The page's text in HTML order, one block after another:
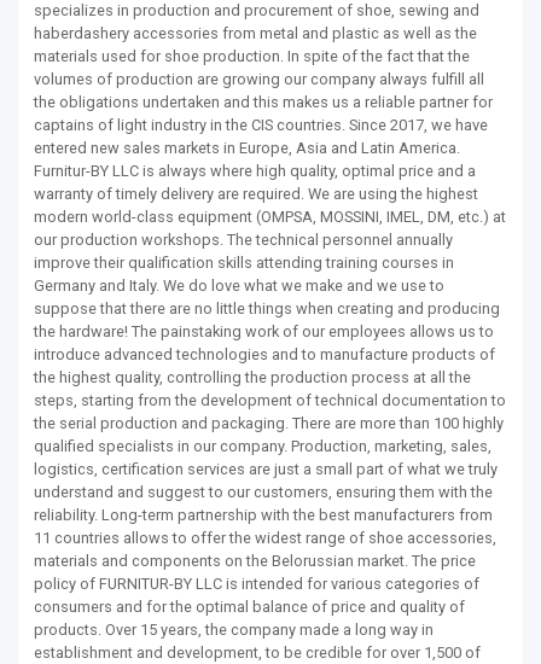
specializes in production and procurement of shoe, sewing and
haberdashery accessories from metal and plastic as well as the
materials used for shoe production. In spite of the fact that the
volumes of production are growing our company always fulfill all
the obligations undertaken and this makes us a reliable partner for
captains of light industry in the CIS countries. Since 2017, we have
entered new sales markets in Europe, Asia and Latin America.
Furnitur-BY LLC is always where high quality, optimal price and a
warranty of timely delivery are required. We are using the highest
modern world-class equipment (OMPSA, MOSSINI, IMEL, DM, etc.) at
our production workshops. The technical personnel annually
improve their qualification skills attending training courses in
Germany and Italy. We do love what we make and we use to
suppose that there are no little things when creating and producing
the hardware! The painstaking work of our employees allows us to
introduce advanced technologies and to manufacture products of
the highest quality, controlling the production process at all the
steps, starting from the development of technical documentation to
the serial production and packaging. There are more than 100 highly
qualified specialists in our company. Production, marketing, sales,
logistics, certification services are just a small part of what we truly
understand and suggest to our customers, ensuring them with the
reliability. Long-term partnership with the best manufacturers from
11 countries allows to offer the widest range of shoe accessories,
materials and components on the Belorussian market. The price
policy of FURNITUR-BY LLC is intended for various categories of
consumers and for the optimal balance of price and quality of
products. Over 15 years, the company made a long way in
establishment and development, to be credible for over 1,500 of